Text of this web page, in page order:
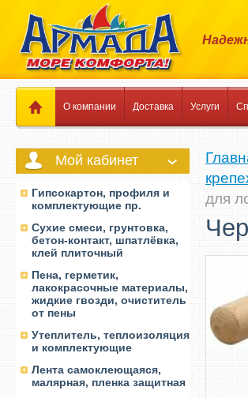
О компании Доставка Услуги
Мой кабинет
Гипсокартон, профиля и
комплектующие пр.
Сухие смеси, грунтовка,
бетон-контакт, шпатлёвка,
клей плиточный
Пена, герметик,
лакокрасочные материалы,
жидкие гвозди, очиститель
от пены
Утеплитель, теплоизоляция
и комплектующие
Лента самоклеющаяся,
малярная, пленка защитная
для